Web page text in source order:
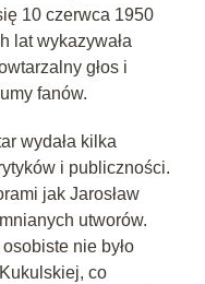
10 czerwca 1950
lat wykazywała
głos i
fanów.
wydała kilka
i publiczności.
jak Jarosław
utworów.
nie było
co